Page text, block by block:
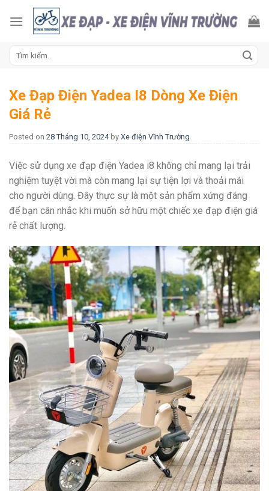
Xe Đạp Điện Yadea I8 Dòng Xe Điện
Giá Rẻ
Posted on 28 Tháng 10, 2024by Xe điện Vĩnh Trường
Việc sử dụng xe đạp điện Yadea i8 không chỉ mang lại trải
nghiệm tuyệt vời mà còn mang lại sự tiện lợi và thoải mái
cho người dùng. Đây thực sự là một sản phẩm xứng đáng
để bạn cân nhắc khi muốn sở hữu một chiếc xe đạp điện giá
rẻ chất lượng.